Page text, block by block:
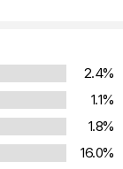
2.4%
1.1%
1.8%
16.0%